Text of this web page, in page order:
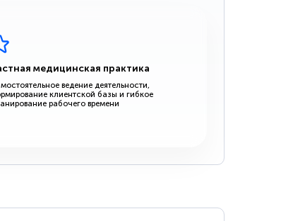
медицинская практика
ведение деятельности,
клиентской базы и гибкое
рабочего времени